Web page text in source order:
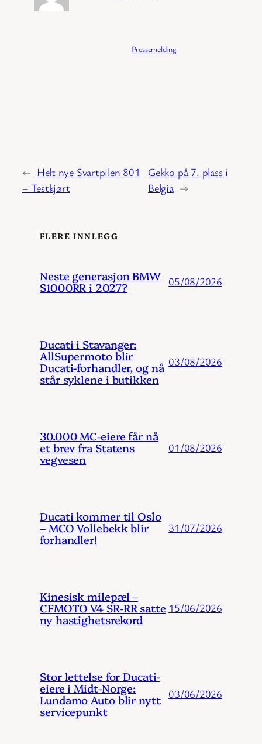
Pressemelding
← Helt nye Svartpilen 801
– Testkjørt
Gekko på 7. plass i
Belgia →
FLERE INNLEGG
Neste generasjon BMW
S1000RR i 2027? 05/08/2026
Ducati i Stavanger:
AllSupermoto blir
Ducati-forhandler, og nå
står syklene i butikken
03/08/2026
30.000 MC-eiere får nå
et brev fra Statens
vegvesen
01/08/2026
Ducati kommer til Oslo
– MCO Vollebekk blir
forhandler!
31/07/2026
Kinesisk milepæl –
CFMOTO V4 SR-RR satte
ny hastighetsrekord
15/06/2026
Stor lettelse for Ducati-
eiere i Midt-Norge:
Lundamo Auto blir nytt
servicepunkt
03/06/2026